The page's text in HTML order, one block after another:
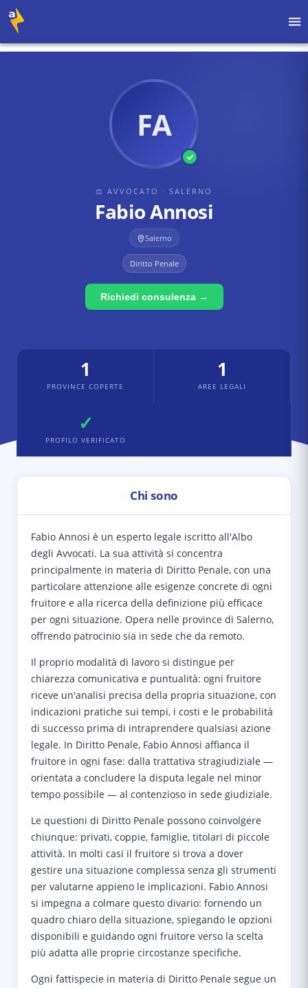
FA
⚖ AVVOCATO · SALERNO
Fabio Annosi
Salerno
Diritto Penale
Richiedi consulenza →
1
PROVINCE COPERTE
1
AREE LEGALI
✓
PROFILO VERIFICATO
Chi sono
Fabio Annosi è un esperto legale iscritto all'Albo
degli Avvocati. La sua attività si concentra
principalmente in materia di Diritto Penale, con una
particolare attenzione alle esigenze concrete di ogni
fruitore e alla ricerca della definizione più efficace
per ogni situazione. Opera nelle province di Salerno,
offrendo patrocinio sia in sede che da remoto.
Il proprio modalità di lavoro si distingue per
chiarezza comunicativa e puntualità: ogni fruitore
riceve un'analisi precisa della propria situazione, con
indicazioni pratiche sui tempi, i costi e le probabilità
di successo prima di intraprendere qualsiasi azione
legale. In Diritto Penale, Fabio Annosi affianca il
fruitore in ogni fase: dalla trattativa stragiudiziale —
orientata a concludere la disputa legale nel minor
tempo possibile — al contenzioso in sede giudiziale.
Le questioni di Diritto Penale possono coinvolgere
chiunque: privati, coppie, famiglie, titolari di piccole
attività. In molti casi il fruitore si trova a dover
gestire una situazione complessa senza gli strumenti
per valutarne appieno le implicazioni. Fabio Annosi
si impegna a colmare questo divario: fornendo un
quadro chiaro della situazione, spiegando le opzioni
disponibili e guidando ogni fruitore verso la scelta
più adatta alle proprie circostanze specifiche.
Ogni fattispecie in materia di Diritto Penale segue un